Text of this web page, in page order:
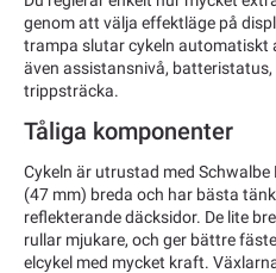
genom att välja effektläge på
trampa slutar cykeln automatiskt
även assistansnivå,
trippsträcka.
Tåliga komponenter
Cykeln är utrustad med Schwalbe
(47 mm) breda och har bästa
reflekterande däcksidor. De lite
rullar mjukare, och ger bättre
elcykel med mycket kraft.